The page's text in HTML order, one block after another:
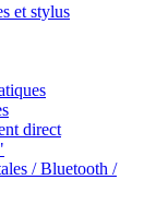
et stylus
direct
/ Bluetooth /